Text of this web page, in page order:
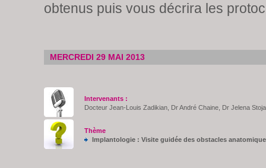
obtenus puis vous décrira les
MERCREDI 29 MAI 2013
Intervenants :
Docteur Jean-Louis Zadikian, Dr André Chaine, Dr Jelena
Thème
Implantologie : Visite guidée des obstacles